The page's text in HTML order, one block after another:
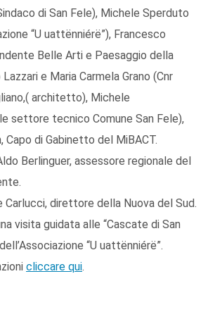
di San Fele), Michele Sperduto
“U uattënniérë”), Francesco
Belle Arti e Paesaggio della
e Maria Carmela Grano (Cnr
architetto), Michele
settore tecnico Comune San Fele),
Capo di Gabinetto del MiBACT.
Berlinguer, assessore regionale del
Carlucci, direttore della Nuova del Sud.
visita guidata alle “Cascate di San
“U uattënniérë”.
cliccare qui.